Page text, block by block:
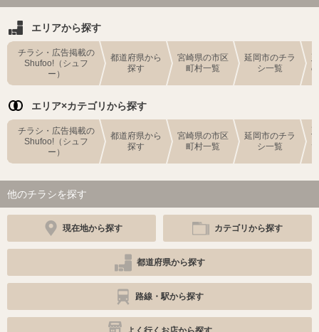
エリアから探す
チラシ・広告掲載の
Shufoo!（シュフ
ー）
都道府県から
探す
宮崎県の市区
町村一覧
延岡市のチラ
シ一覧
エリア×カテゴリから探す
チラシ・広告掲載の
Shufoo!（シュフ
ー）
都道府県から
探す
宮崎県の市区
町村一覧
延岡市のチラ
シ一覧
他のチラシを探す
現在地から探す カテゴリから探す
都道府県から探す
路線・駅から探す